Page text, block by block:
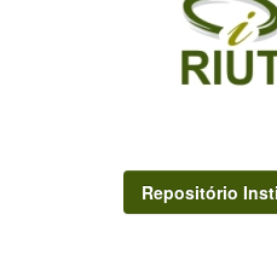
Repositório